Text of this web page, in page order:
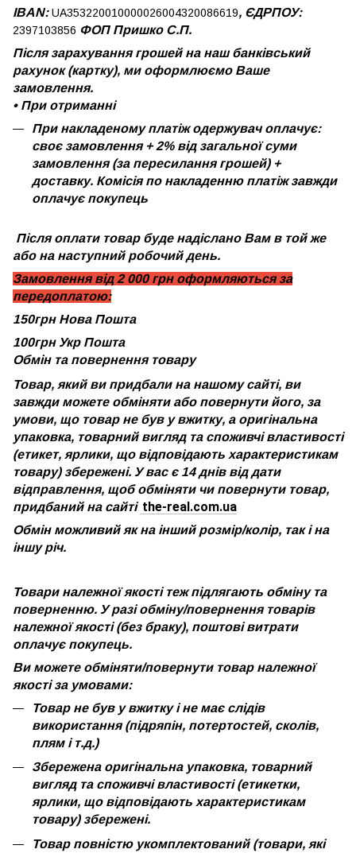
IBAN:UA353220010000026004320086619, ЄДРПОУ:
2397103856 ФОП Пришко С.П.
Після зарахування грошей на наш банківський
рахунок (картку), ми оформлюємо Ваше
замовлення.
•При отриманні
При накладеному платіж одержувач оплачує:
своє замовлення + 2% від загальної суми
замовлення (за пересилання грошей) +
доставку. Комісія по накладенню платіж завжди
оплачує покупець
Після оплати товар буде надіслано Вам в той же
або на наступний робочий день.
Замовлення від 2 000 грн оформляються за
передоплатою:
150грн Нова Пошта
100грн Укр Пошта
Обмін та повернення товару
Товар, який ви придбали на нашому сайті, ви
завжди можете обміняти або повернути його, за
умови, що товар не був у вжитку, а оригінальна
упаковка, товарний вигляд та споживчі властивості
(етикет, ярлики, що відповідають характеристикам
товару) збережені. У вас є 14 днів від дати
відправлення, щоб обміняти чи повернути товар,
придбаний на сайті the-real.com.ua
Обмін можливий як на інший розмір/колір, так і на
іншу річ.
Товари належної якості теж підлягають обміну та
поверненню. У разі обміну/повернення товарів
належної якості (без браку), поштові витрати
оплачує покупець.
Ви можете обміняти/повернути товар належної
якості за умовами:
Товар не був у вжитку і не має слідів
використання (підряпін, потертостей, сколів,
плям і т.д.)
Збережена оригінальна упаковка, товарний
вигляд та споживчі властивості (етикетки,
ярлики, що відповідають характеристикам
товару) збережені.
Товар повністю укомплектований (товари, які